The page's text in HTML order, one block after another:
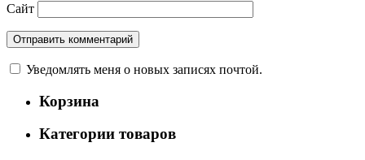
Сайт
Уведомлять меня о новых записях почтой.
Корзина
Категории товаров